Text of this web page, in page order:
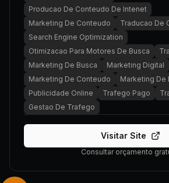
Producao De Conteudo De Intenet
Marketing De Conteudo
Traducao De
Search Engine Optimization
Otimizacao Para Motores De Busca
Marketing De Busca
Marketing Digital
Marketing De Conteudo
Marketing De
Publicidade Online
Trafego Pago
Gestao De Trafego
Visitar Site
Consultar orçamento